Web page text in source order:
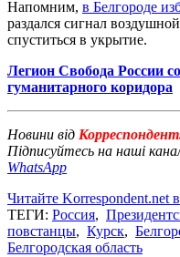
Напомним, в Белгороде
раздался сигнал
спуститься в укрытие.
Легион Свобода России
гуманитарного коридора
Новини від
Підписуйтесь на наші
WhatsApp
Читайте Korrespondent.net
ТЕГИ: Россия,
повстанцы, Курск,
Белгородская область